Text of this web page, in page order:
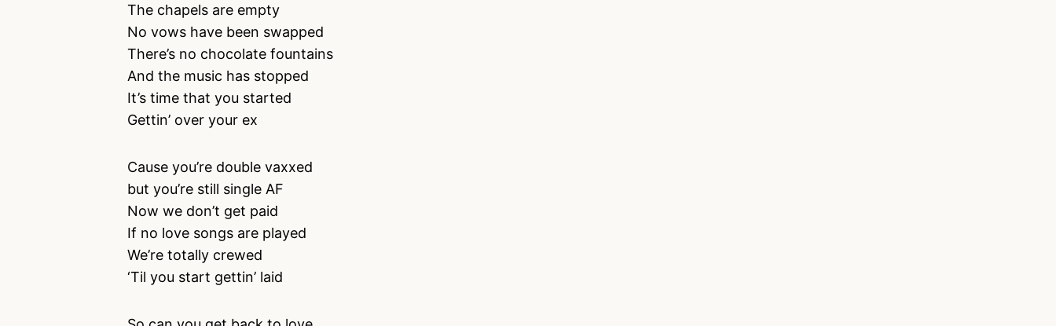
The chapels are empty
No vows have been swapped
There’s no chocolate fountains
And the music has stopped
It’s time that you started
Gettin’ over your ex
Cause you’re double vaxxed
but you’re still single AF
Now we don’t get paid
If no love songs are played
We’re totally crewed
‘Til you start gettin’ laid